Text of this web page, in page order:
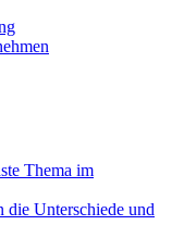
Thema im
die Unterschiede und